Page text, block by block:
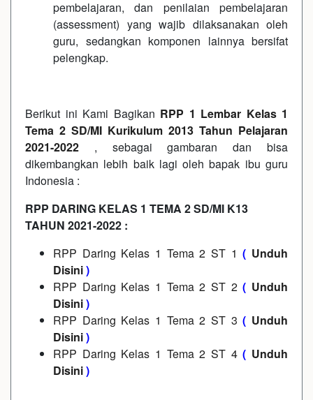
pembelajaran, dan penilaian pembelajaran
(assessment) yang wajib dilaksanakan oleh
guru, sedangkan komponen lainnya bersifat
pelengkap.
Berikut ini Kami Bagikan RPP 1 Lembar Kelas 1
Tema 2 SD/MI Kurikulum 2013 Tahun Pelajaran
2021-2022
, sebagai gambaran dan bisa
dikembangkan lebih baik lagi oleh bapak ibu guru
Indonesia :
RPP DARING KELAS 1 TEMA 2 SD/MI K13
TAHUN 2021-2022 :
RPP Daring Kelas 1 Tema 2 ST 1 ( Unduh
Disini)
RPP Daring Kelas 1 Tema 2 ST 2 ( Unduh
Disini)
RPP Daring Kelas 1 Tema 2 ST 3 ( Unduh
Disini)
RPP Daring Kelas 1 Tema 2 ST 4 ( Unduh
Disini)